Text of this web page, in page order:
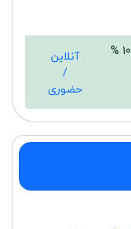
10 %
آنلاین
/
حضوری